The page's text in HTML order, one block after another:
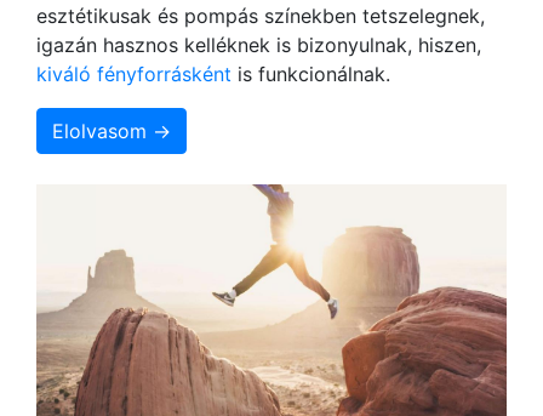
esztétikusak és pompás színekben tetszelegnek,
igazán hasznos kelléknek is bizonyulnak, hiszen,
kiváló fényforrásként is funkcionálnak.
Elolvasom →